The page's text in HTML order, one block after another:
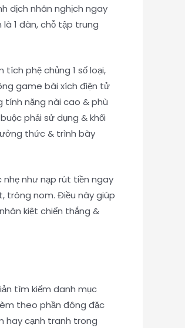
dịch nhân nghịch ngay
1 đàn, chỗ tập trung
phệ chủng 1 số loại,
game bài xích điện tử
tính nặng nài cao & phù
phải sử dụng & khối
thức & trình bày
như nạp rút tiền ngay
trông nom. Điều này giúp
kiệt chiến thắng &
tìm kiếm danh mục
theo phần đông đặc
hay cạnh tranh trong